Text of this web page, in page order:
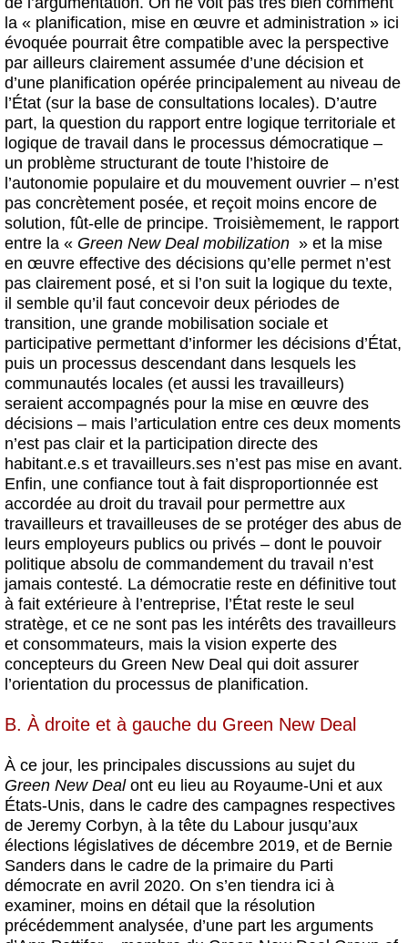
la « planification, mise en œuvre et administration » ici
évoquée pourrait être compatible avec la perspective
par ailleurs clairement assumée d’une décision et
d’une planification opérée principalement au niveau de
l’État (sur la base de consultations locales). D’autre
part, la question du rapport entre logique territoriale et
logique de travail dans le processus démocratique –
un problème structurant de toute l’histoire de
l’autonomie populaire et du mouvement ouvrier – n’est
pas concrètement posée, et reçoit moins encore de
solution, fût-elle de principe. Troisièmement, le rapport
entre la « Green New Deal mobilization » et la mise
en œuvre effective des décisions qu’elle permet n’est
pas clairement posé, et si l’on suit la logique du texte,
il semble qu’il faut concevoir deux périodes de
transition, une grande mobilisation sociale et
participative permettant d’informer les décisions d’État,
puis un processus descendant dans lesquels les
communautés locales (et aussi les travailleurs)
seraient accompagnés pour la mise en œuvre des
décisions – mais l’articulation entre ces deux moments
n’est pas clair et la participation directe des
habitant.e.s et travailleurs.ses n’est pas mise en avant.
Enfin, une confiance tout à fait disproportionnée est
accordée au droit du travail pour permettre aux
travailleurs et travailleuses de se protéger des abus de
leurs employeurs publics ou privés – dont le pouvoir
politique absolu de commandement du travail n’est
jamais contesté. La démocratie reste en définitive tout
à fait extérieure à l’entreprise, l’État reste le seul
stratège, et ce ne sont pas les intérêts des travailleurs
et consommateurs, mais la vision experte des
concepteurs du Green New Deal qui doit assurer
l’orientation du processus de planification.
B. À droite et à gauche du Green New Deal
À ce jour, les principales discussions au sujet du
Green New Dealont eu lieu au Royaume-Uni et aux
États-Unis, dans le cadre des campagnes respectives
de Jeremy Corbyn, à la tête du Labour jusqu’aux
élections législatives de décembre 2019, et de Bernie
Sanders dans le cadre de la primaire du Parti
démocrate en avril 2020. On s’en tiendra ici à
examiner, moins en détail que la résolution
précédemment analysée, d’une part les arguments